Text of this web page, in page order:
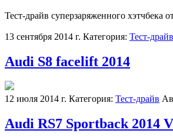
Тест-драйв суперзаряженного хэтчбека
13 сентября 2014 г. Категория: Тест-драйв
Audi S8 facelift 2014
12 июля 2014 г. Категория: Тест-драйв
Audi RS7 Sportback 2014